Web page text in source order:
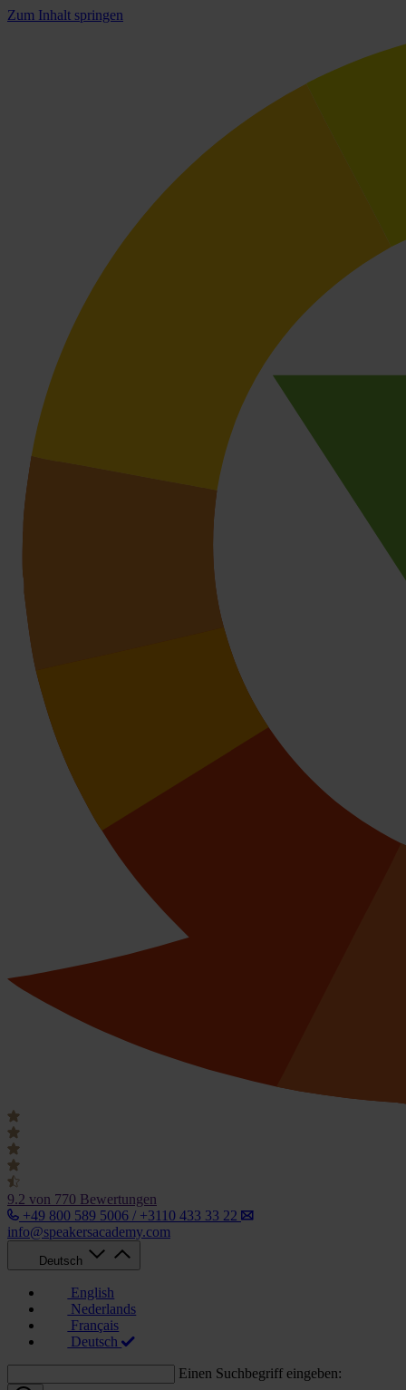
Zum Inhalt springen
9.2 von 770 Bewertungen
+49 800 589 5006 / +3110 433 33 22
info@speakersacademy.com
Deutsch
English
Nederlands
Français
Deutsch
Einen Suchbegriff eingeben: